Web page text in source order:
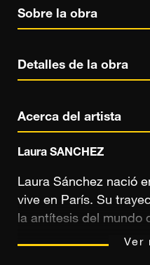
Sobre la obra
Detalles de la obra
Acerca del artista
Laura SANCHEZ
Laura Sánchez nació
vive en París. Su
la antítesis del mundo
embargo... En 2020,Ver